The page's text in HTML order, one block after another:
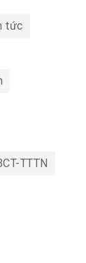
tức
TTTN